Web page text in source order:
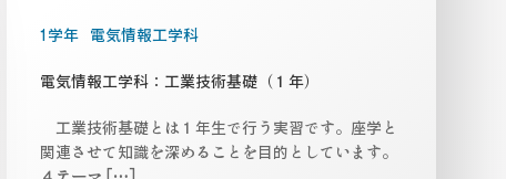
1学年 電気情報工学科
電気情報工学科：工業技術基礎（１年）
工業技術基礎とは１年生で行う実習です。座学と
関連させて知識を深めることを目的としています。